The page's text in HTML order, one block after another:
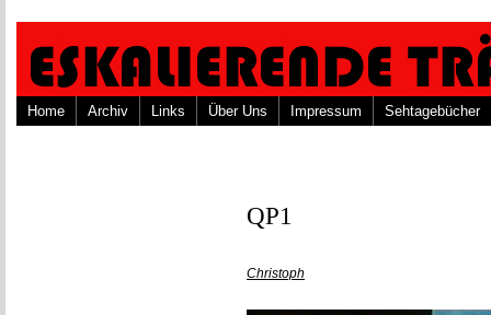
Home Archiv Links Über Uns Impressum Sehtagebücher
QP1
Christoph